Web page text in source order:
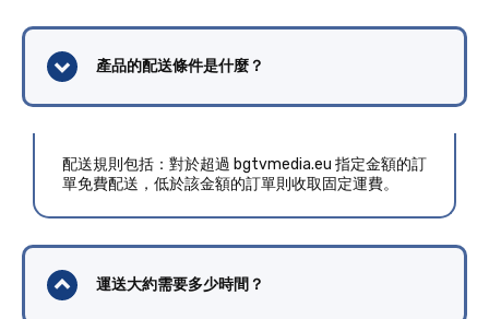
產品的配送條件是什麼？
配送規則包括：對於超過 bgtvmedia.eu 指定金額的訂
單免費配送，低於該金額的訂單則收取固定運費。
運送大約需要多少時間？